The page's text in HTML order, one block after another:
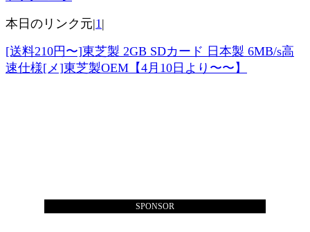
本日のリンク元|1|
[送料210円〜]東芝製 2GB SDカード 日本製 6MB/s高
速仕様[メ]東芝製OEM【4月10日より〜〜】
SPONSOR